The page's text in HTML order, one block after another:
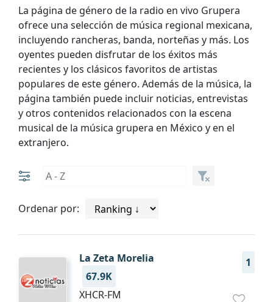
La página de género de la radio en vivo Grupera
ofrece una selección de música regional mexicana,
incluyendo rancheras, banda, norteñas y más. Los
oyentes pueden disfrutar de los éxitos más
recientes y los clásicos favoritos de artistas
populares de este género. Además de la música, la
página también puede incluir noticias, entrevistas
y otros contenidos relacionados con la escena
musical de la música grupera en México y en el
extranjero.
Ordenar por:
La Zeta Morelia
1
67.9K
XHCR-FM